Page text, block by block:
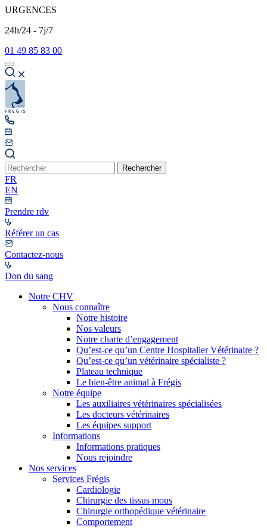
URGENCES
24h/24 - 7j/7
01 49 85 83 00
Rechercher
FR
EN
Prendre rdv
Référer un cas
Contactez-nous
Don du sang
Notre CHV
Nous connaître
Notre histoire
Nos valeurs
Notre charte d’engagement
Qu’est-ce qu’un Centre Hospitalier Vétérinaire ?
Qu’est-ce qu’un vétérinaire spécialiste ?
Plateau technique
Le bien-être animal à Frégis
Notre équipe
Les auxiliaires vétérinaires spécialisées
Les docteurs vétérinaires
Les équipes support
Informations
Informations pratiques
Nous rejoindre
Nos services
Services Frégis
Cardiologie
Chirurgie des tissus mous
Chirurgie orthopédique vétérinaire
Comportement